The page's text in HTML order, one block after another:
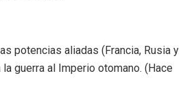
potencias aliadas (Francia, Rusia y
la guerra al Imperio otomano. (Hace